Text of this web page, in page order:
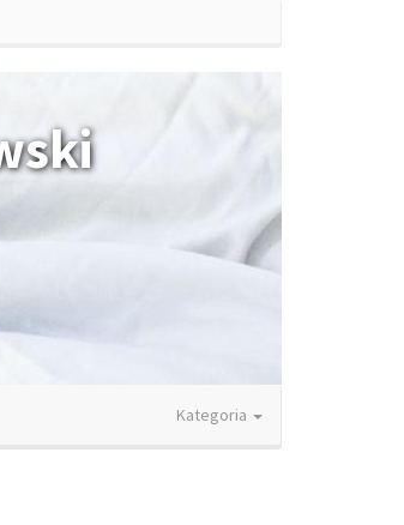
Kategoria